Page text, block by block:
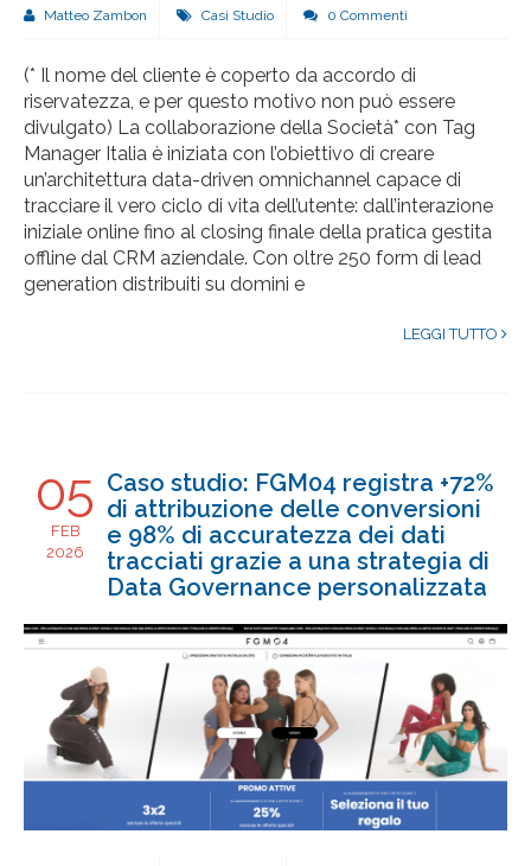
Matteo Zambon Casi Studio 0 Commenti
(* Il nome del cliente è coperto da accordo di
riservatezza, e per questo motivo non può essere
divulgato) La collaborazione della Società* con Tag
Manager Italia è iniziata con l’obiettivo di creare
un’architettura data-driven omnichannel capace di
tracciare il vero ciclo di vita dell’utente: dall’interazione
iniziale online fino al closing finale della pratica gestita
offline dal CRM aziendale. Con oltre 250 form di lead
generation distribuiti su domini e
LEGGI TUTTO
05
FEB
2026
Caso studio: FGM04 registra +72%
di attribuzione delle conversioni
e 98% di accuratezza dei dati
tracciati grazie a una strategia di
Data Governance personalizzata